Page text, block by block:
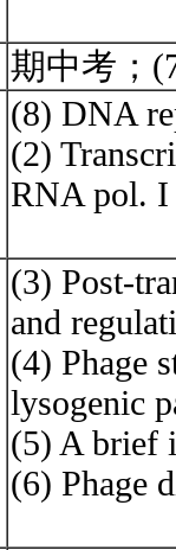
期中考；
(8) DNA
(2)
RNA pol.
(3) Post-
and
(4) Phage
lysogenic
(5) A brief
(6) Phage